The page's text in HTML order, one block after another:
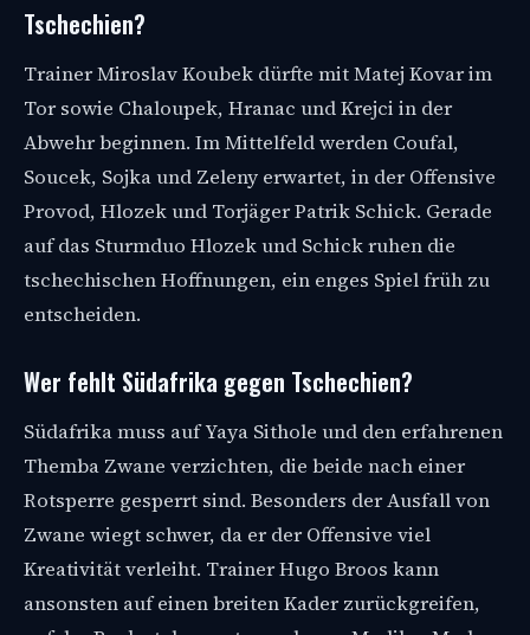
Tschechien?
Trainer Miroslav Koubek dürfte mit Matej Kovar im
Tor sowie Chaloupek, Hranac und Krejci in der
Abwehr beginnen. Im Mittelfeld werden Coufal,
Soucek, Sojka und Zeleny erwartet, in der Offensive
Provod, Hlozek und Torjäger Patrik Schick. Gerade
auf das Sturmduo Hlozek und Schick ruhen die
tschechischen Hoffnungen, ein enges Spiel früh zu
entscheiden.
Wer fehlt Südafrika gegen Tschechien?
Südafrika muss auf Yaya Sithole und den erfahrenen
Themba Zwane verzichten, die beide nach einer
Rotsperre gesperrt sind. Besonders der Ausfall von
Zwane wiegt schwer, da er der Offensive viel
Kreativität verleiht. Trainer Hugo Broos kann
ansonsten auf einen breiten Kader zurückgreifen,